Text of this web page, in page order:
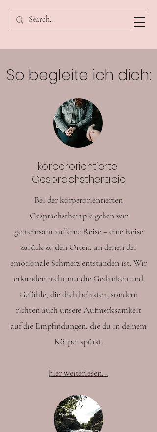
So begleite ich dich:
körperorientierte
Gesprächstherapie
Bei der körperorientierten
Gesprächstherapie gehen wir
gemeinsam auf eine Reise – eine Reise
zurück zu den Orten, an denen der
emotionale Schmerz entstanden ist. Wir
erkunden nicht nur die Gedanken und
Gefühle, die dich belasten, sondern
richten auch unsere Aufmerksamkeit
auf die Empfindungen, die du in deinem
Körper spürst.
hier weiterlesen...